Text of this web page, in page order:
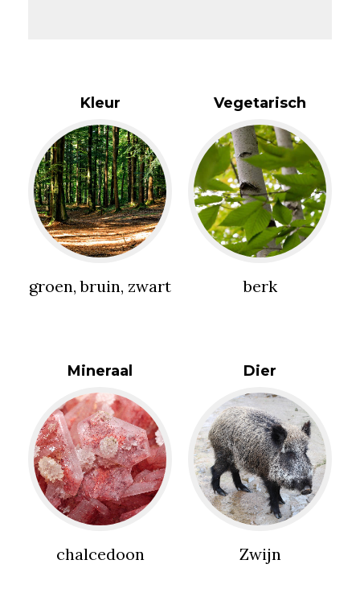
Kleur
groen, bruin, zwart
Vegetarisch
berk
Mineraal
chalcedoon
Dier
Zwijn